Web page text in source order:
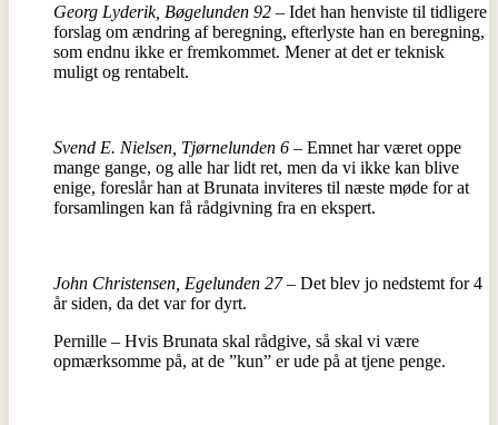
Georg Lyderik, Bøgelunden 92 – Idet han henviste til tidligere
forslag om ændring af beregning, efterlyste han en beregning,
som endnu ikke er fremkommet. Mener at det er teknisk
muligt og rentabelt.
Svend E. Nielsen, Tjørnelunden 6 – Emnet har været oppe
mange gange, og alle har lidt ret, men da vi ikke kan blive
enige, foreslår han at Brunata inviteres til næste møde for at
forsamlingen kan få rådgivning fra en ekspert.
John Christensen, Egelunden 27– Det blev jo nedstemt for 4
år siden, da det var for dyrt.
Pernille – Hvis Brunata skal rådgive, så skal vi være
opmærksomme på, at de ”kun” er ude på at tjene penge.